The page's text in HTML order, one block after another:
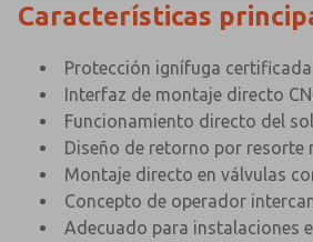
Características
Protección ignífuga certificada
Interfaz de montaje directo
Funcionamiento directo del
Diseño de retorno por resorte
Montaje directo en válvulas
Concepto de operador
Adecuado para instalaciones